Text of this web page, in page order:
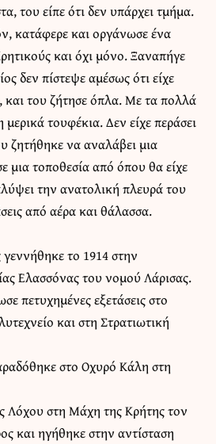
του είπε ότι δεν υπάρχει τμήμα.
κατάφερε και οργάνωσε ένα
και όχι μόνο. Ξαναπήγε
δεν πίστεψε αμέσως ότι είχε
και του ζήτησε όπλα. Με τα πολλά
τουφέκια. Δεν είχε περάσει
ζητήθηκε να αναλάβει μια
μια τοποθεσία από όπου θα είχε
την ανατολική πλευρά του
από αέρα και θάλασσα.
το 1914 στην
Ελασσόνας του νομού Λάρισας.
πετυχημένες εξετάσεις στο
και στη Στρατιωτική
στο Οχυρό Κάλη στη
Λόχου στη Μάχη της Κρήτης τον
και ηγήθηκε στην αντίσταση